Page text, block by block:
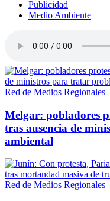
Publicidad
Medio Ambiente
Red de Medios Regionales
Melgar: pobladores
tras ausencia de
ambiental
Red de Medios Regionales